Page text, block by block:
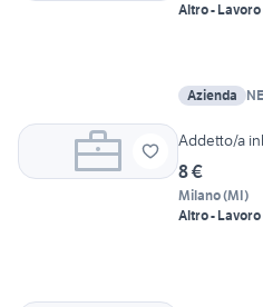
Altro -
Azienda
Addetto/a
8 €
Milano(MI)
Altro -